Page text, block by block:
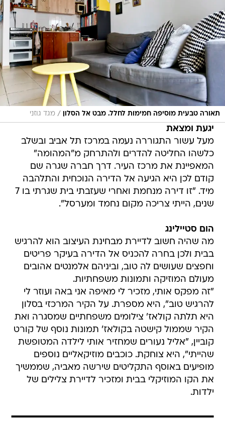
תאורה טבעית מוסיפה חמימות לחלל. מבט אל הסלון / מגד גוזני
יגעת ומצאת
מעל עשור התגוררה נעמה במרכז תל אביב ובשלב
כלשהו החליטה להדרים ולהתרחק מ"המהומה"
המאפיינת את מרכז העיר. דרך חברה שגרה שם
קודם לכן היא הגיעה אל הדירה הנוכחית והתלהבה
מיד. "זו דירה מנחמת ואחרי שעזבתי בית שגרתי בו 7
שנים, הייתי צריכה מקום נחמד ומערסל".
הום סטיילינג
מה שהיה חשוב לדיירת מבחינת העיצוב הוא להרגיש
בבית ולכן בחרה להכניס אל הדירה בעיקר פריטים
וחפצים שעושים לה טוב, וביניהם אלמנטים אהובים
מעולם המוזיקה ותמונות משפחתיות.
"זה מפקס אותי, מזכיר לי מאיפה אני באה ועוזר לי
להרגיש טוב", היא מספרת. על הקיר המרכזי בסלון
היא תלתה קולאז' צילומים משפחתיים שמסגרה ואת
הקיר שממול קישטה בקולאז' תמונות נוסף של קורט
קוביין, "אליל נעורים שמחזיר אותי לילדה המטופשת
שהייתי", היא צוחקת. כוכבים מוזיקאליים נוספים
מופיעים באוסף התקליטים שירשה מאביה, שממשיך
את הקו המוזיקלי בבית ומזכיר לדיירת צלילים של
ילדות.